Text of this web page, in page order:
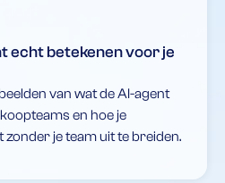
echt betekenen voor je
van wat de AI-agent
en hoe je
je team uit te breiden.